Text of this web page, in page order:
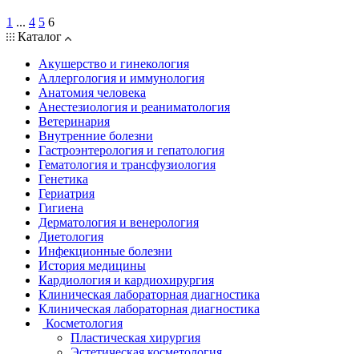
1 ... 4 5 6
Каталог
Акушерство и гинекология
Аллергология и иммунология
Анатомия человека
Анестезиология и реаниматология
Ветеринария
Внутренние болезни
Гастроэнтерология и гепатология
Гематология и трансфузиология
Генетика
Гериатрия
Гигиена
Дерматология и венерология
Диетология
Инфекционные болезни
История медицины
Кардиология и кардиохирургия
Клиническая лабораторная диагностика
Клиническая лабораторная диагностика
Косметология
Пластическая хирургия